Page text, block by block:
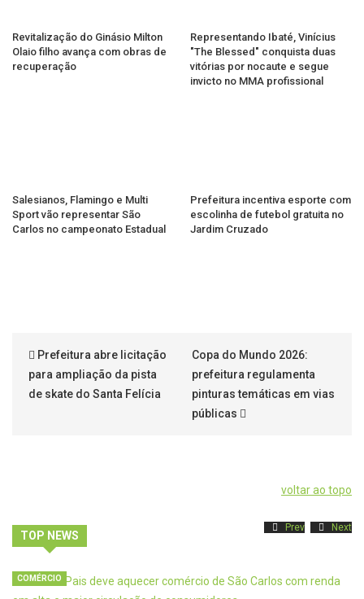
Revitalização do Ginásio Milton
Olaio filho avança com obras de
recuperação
Representando Ibaté, Vinícius
"The Blessed" conquista duas
vitórias por nocaute e segue
invicto no MMA profissional
Salesianos, Flamingo e Multi
Sport vão representar São
Carlos no campeonato Estadual
Prefeitura incentiva esporte com
escolinha de futebol gratuita no
Jardim Cruzado
Prefeitura abre licitação
para ampliação da pista
de skate do Santa Felícia
Copa do Mundo 2026:
prefeitura regulamenta
pinturas temáticas em vias
públicas
voltar ao topo
TOP NEWS
Prev Next
COMÉRCIO